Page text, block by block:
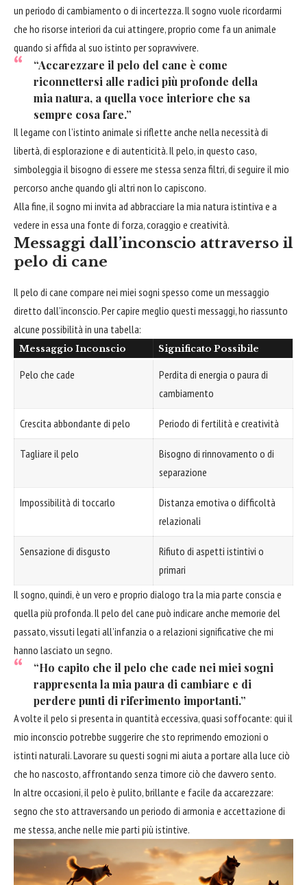
un periodo di cambiamento o di incertezza. Il sogno vuole ricordarmi
che ho risorse interiori da cui attingere, proprio come fa un animale
quando si affida al suo istinto per sopravvivere.
“Accarezzare il pelo del cane è come
riconnettersi alle radici più profonde della
mia natura, a quella voce interiore che sa
sempre cosa fare.”
Il legame con l’istinto animale si riflette anche nella necessità di
libertà, di esplorazione e di autenticità. Il pelo, in questo caso,
simboleggia il bisogno di essere me stessa senza filtri, di seguire il mio
percorso anche quando gli altri non lo capiscono.
Alla fine, il sogno mi invita ad abbracciare la mia natura istintiva e a
vedere in essa una fonte di forza, coraggio e creatività.
Messaggi dall’inconscio attraverso il
pelo di cane
Il pelo di cane compare nei miei sogni spesso come un messaggio
diretto dall’inconscio. Per capire meglio questi messaggi, ho riassunto
alcune possibilità in una tabella:
Messaggio Inconscio Significato Possibile
Pelo che cade
Perdita di energia o paura di
cambiamento
Crescita abbondante di pelo Periodo di fertilità e creatività
Tagliare il pelo
Bisogno di rinnovamento o di
separazione
Impossibilità di toccarlo
Distanza emotiva o difficoltà
relazionali
Sensazione di disgusto
Rifiuto di aspetti istintivi o
primari
Il sogno, quindi, è un vero e proprio dialogo tra la mia parte conscia e
quella più profonda. Il pelo del cane può indicare anche memorie del
passato, vissuti legati all’infanzia o a relazioni significative che mi
hanno lasciato un segno.
“Ho capito che il pelo che cade nei miei sogni
rappresenta la mia paura di cambiare e di
perdere punti di riferimento importanti.”
A volte il pelo si presenta in quantità eccessiva, quasi soffocante: qui il
mio inconscio potrebbe suggerire che sto reprimendo emozioni o
istinti naturali. Lavorare su questi sogni mi aiuta a portare alla luce ciò
che ho nascosto, affrontando senza timore ciò che davvero sento.
In altre occasioni, il pelo è pulito, brillante e facile da accarezzare:
segno che sto attraversando un periodo di armonia e accettazione di
me stessa, anche nelle mie parti più istintive.